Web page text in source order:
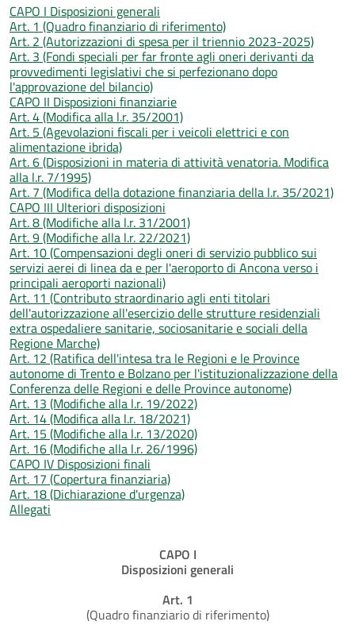
CAPO I Disposizioni generali
Art. 1 (Quadro finanziario di riferimento)
Art. 2 (Autorizzazioni di spesa per il triennio 2023-2025)
Art. 3 (Fondi speciali per far fronte agli oneri derivanti da
provvedimenti legislativi che si perfezionano dopo
l'approvazione del bilancio)
CAPO II Disposizioni finanziarie
Art. 4 (Modifica alla l.r. 35/2001)
Art. 5 (Agevolazioni fiscali per i veicoli elettrici e con
alimentazione ibrida)
Art. 6 (Disposizioni in materia di attività venatoria. Modifica
alla l.r. 7/1995)
Art. 7 (Modifica della dotazione finanziaria della l.r. 35/2021)
CAPO III Ulteriori disposizioni
Art. 8 (Modifiche alla l.r. 31/2001)
Art. 9 (Modifiche alla l.r. 22/2021)
Art. 10 (Compensazioni degli oneri di servizio pubblico sui
servizi aerei di linea da e per l'aeroporto di Ancona verso i
principali aeroporti nazionali)
Art. 11 (Contributo straordinario agli enti titolari
dell'autorizzazione all'esercizio delle strutture residenziali
extra ospedaliere sanitarie, sociosanitarie e sociali della
Regione Marche)
Art. 12 (Ratifica dell'intesa tra le Regioni e le Province
autonome di Trento e Bolzano per l'istituzionalizzazione della
Conferenza delle Regioni e delle Province autonome)
Art. 13 (Modifiche alla l.r. 19/2022)
Art. 14 (Modifica alla l.r. 18/2021)
Art. 15 (Modifiche alla l.r. 13/2020)
Art. 16 (Modifiche alla l.r. 26/1996)
CAPO IV Disposizioni finali
Art. 17 (Copertura finanziaria)
Art. 18 (Dichiarazione d'urgenza)
Allegati
CAPO I
Disposizioni generali
Art. 1
(Quadro finanziario di riferimento)